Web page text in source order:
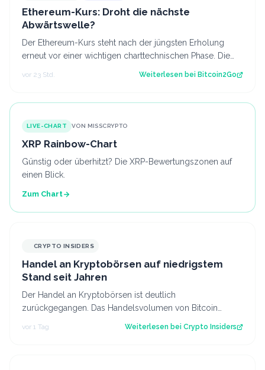
Ethereum-Kurs: Droht die nächste
Abwärtswelle?
Der Ethereum-Kurs steht nach der jüngsten Erholung
erneut vor einer wichtigen charttechnischen Phase. Die
vor 23 Std. Weiterlesen bei Bitcoin2Go
LIVE-CHART VON MISSCRYPTO
XRP Rainbow-Chart
Günstig oder überhitzt? Die XRP-Bewertungszonen auf
einen Blick.
Zum Chart
CRYPTO INSIDERS
Handel an Kryptobörsen auf niedrigstem
Stand seit Jahren
Der Handel an Kryptobörsen ist deutlich
zurückgegangen. Das Handelsvolumen von Bitcoin
vor 1 Tag Weiterlesen bei Crypto Insiders